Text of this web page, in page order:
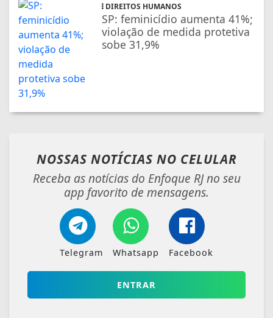
DIREITOS HUMANOS
SP: feminicídio aumenta 41%;
violação de medida protetiva
sobe 31,9%
NOSSAS NOTÍCIAS NO CELULAR
Receba as notícias do Enfoque RJ no seu
app favorito de mensagens.
Telegram Whatsapp Facebook
ENTRAR